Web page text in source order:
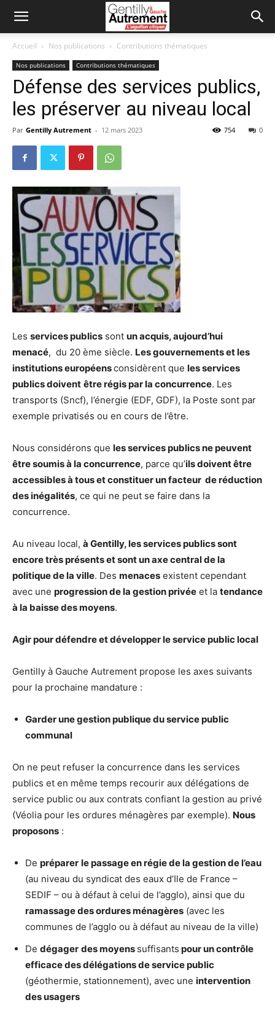
Accueil Nos publications Contributions thématiques
Nos publications Contributions thématiques
Défense des services publics,
les préserver au niveau local
Par Gentilly Autrement - 12 mars 2023 0
754
Les services publics sont un acquis, aujourd’hui
menacé, du 20 ème siècle. Les gouvernements et les
institutions européensconsidèrent que les services
publics doivent être régis par la concurrence. Les
transports (Sncf), l’énergie (EDF, GDF), la Poste sont par
exemple privatisés ou en cours de l’être.
Nous considérons que les services publics ne peuvent
être soumis à la concurrence, parce qu’ils doivent être
accessibles à tous et constituer un facteur de réduction
des inégalités, ce qui ne peut se faire dans la
concurrence.
Au niveau local, à Gentilly, les services publics sont
encore très présents et sont un axe central de la
politique de la ville. Des menaces existent cependant
avec une progression de la gestion privée et la tendance
à la baisse des moyens.
Agir pour défendre et développer le service public local
Gentilly à Gauche Autrement propose les axes suivants
pour la prochaine mandature :
Garder une gestion publique du service public
communal
On ne peut refuser la concurrence dans les services
publics et en même temps recourir aux délégations de
service public ou aux contrats confiant la gestion au privé
(Véolia pour les ordures ménagères par exemple). Nous
proposons :
De préparer le passage en régie de la gestion de l’eau
(au niveau du syndicat des eaux d’Ile de France –
SEDIF – ou à défaut à celui de l’agglo), ainsi que du
ramassage des ordures ménagères (avec les
communes de l’agglo ou à défaut au niveau de la ville)
De dégager des moyens suffisants pour un contrôle
efficace des délégations de service public
(géothermie, stationnement), avec une intervention
des usagers